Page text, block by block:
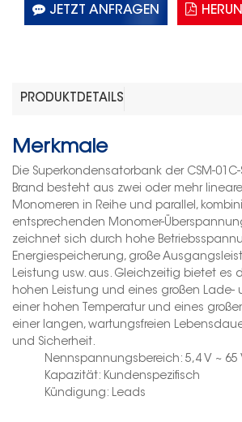
JETZT ANFRAGEN
PRODUKTDETAILS
Merkmale
Die Superkondensatorbank der CSM-01C-
Brand besteht aus zwei oder mehr
Monomeren in Reihe und parallel,
entsprechenden Monomer-
zeichnet sich durch hohe
Energiespeicherung, große
Leistung usw. aus. Gleichzeitig bietet es
hohen Leistung und eines großen Lade-
einer hohen Temperatur und eines
einer langen, wartungsfreien
und Sicherheit.
Nennspannungsbereich: 5,4 V ~ 65
Kapazität: Kundenspezifisch
Kündigung: Leads